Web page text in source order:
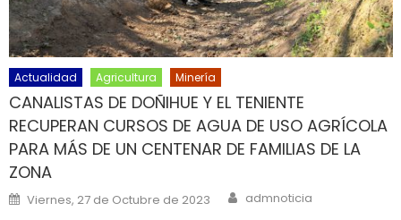
Actualidad Agricultura Minería
CANALISTAS DE DOÑIHUE Y EL TENIENTE
RECUPERAN CURSOS DE AGUA DE USO AGRÍCOLA
PARA MÁS DE UN CENTENAR DE FAMILIAS DE LA
ZONA
Posted on
Viernes, 27 de Octubre de 2023 Author
admnoticia